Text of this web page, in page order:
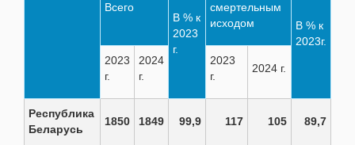
Всего
В % к
2023
г.
смертельным
исходом
В % к
2023г.
2023
г.
2024
г.
2023
г.
2024 г.
Республика
Беларусь
1850 1849 99,9 117 105 89,7